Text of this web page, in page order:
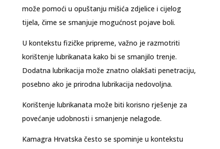
može pomoći u opuštanju mišića zdjelice i cijelog
tijela, čime se smanjuje mogućnost pojave boli.
U kontekstu fizičke pripreme, važno je razmotriti
korištenje lubrikanata kako bi se smanjilo trenje.
Dodatna lubrikacija može znatno olakšati penetraciju,
posebno ako je prirodna lubrikacija nedovoljna.
Korištenje lubrikanata može biti korisno rješenje za
povećanje udobnosti i smanjenje nelagode.
Kamagra Hrvatska često se spominje u kontekstu